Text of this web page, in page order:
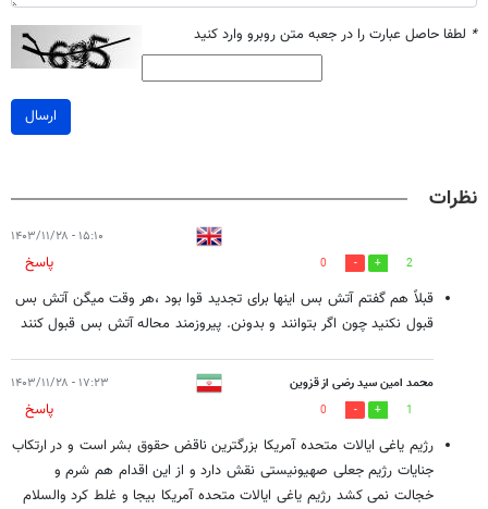
* لطفا حاصل عبارت را در جعبه متن روبرو وارد کنید
ارسال
نظرات
۱۵:۱۰ - ۱۴۰۳/۱۱/۲۸
2
0
پاسخ
قبلاً هم گفتم آتش بس اینها برای تجدید قوا بود ،هر وقت میگن آتش بس
قبول نکنید چون اگر بتوانند و بدونن. پیروزمند محاله آتش بس قبول کنند
محمد امین سید رضی از قزوین ۱۷:۲۳ - ۱۴۰۳/۱۱/۲۸
1
0
پاسخ
رژیم یاغی ایالات متحده آمریکا بزرگترین ناقض حقوق بشر است و در ارتکاب
جنایات رژیم جعلی صهیونیستی نقش دارد و از این اقدام هم شرم و
خجالت نمی کشد رژیم یاغی ایالات متحده آمریکا بیجا و غلط کرد والسلام